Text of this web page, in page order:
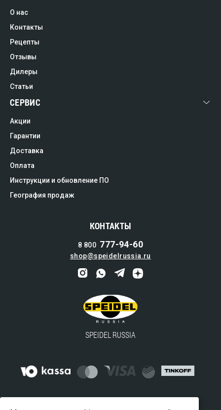
О нас
Контакты
Рецепты
Отзывы
Дилеры
Статьи
СЕРВИС
Акции
Гарантии
Доставка
Оплата
Инструкции и обновление ПО
География продаж
КОНТАКТЫ
8 800 777-94-60
shop@speidelrussia.ru
SPEIDEL RUSSIA